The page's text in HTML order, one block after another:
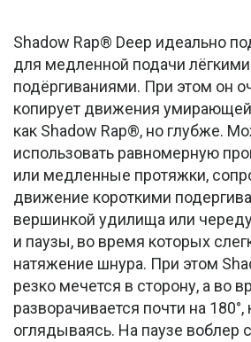
Shadow Rap® Deep идеально
для медленной подачи
подёргиваниями. При этом он
копирует движения
как Shadow Rap®, но глубже.
использовать равномерную
или медленные протяжки,
движение короткими
вершинкой удилища или
и паузы, во время которых
натяжение шнура. При этом
резко мечется в сторону, а во
разворачивается почти на 180°,
оглядываясь. На паузе воблер